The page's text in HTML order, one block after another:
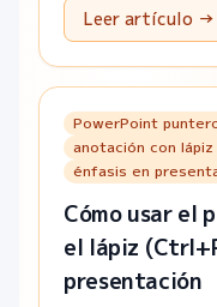
Leer artículo →
PowerPoint
anotación con
énfasis en
Cómo usar el
el lápiz
presentación